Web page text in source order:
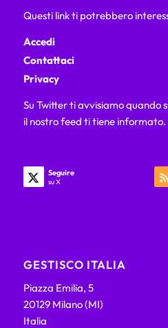
Questi link ti potrebbero
Accedi
Contattaci
Privacy
Su Twitter ti avvisiamo quando
il nostro feed ti tiene informato.
Seguire
su X
GESTISCO ITALIA
Piazza Emilia, 5
20129 Milano (MI)
Italia